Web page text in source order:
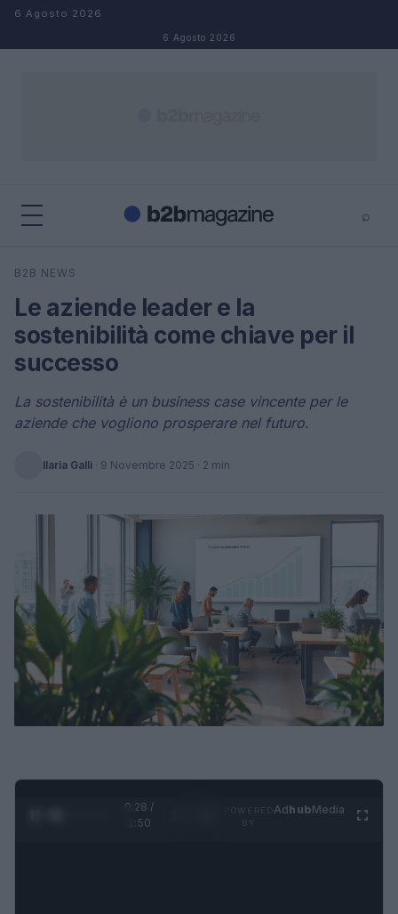
Salta al contenuto
6 Agosto 2026
6 Agosto 2026
⌕
Cerca
B2B NEWS
Le aziende leader e la
sostenibilità come chiave per il
successo
La sostenibilità è un business case vincente per le
aziende che vogliono prosperare nel futuro.
Ilaria Galli · 9 Novembre 2025 · 2 min
0:29 /
1:50
AdhubMedia